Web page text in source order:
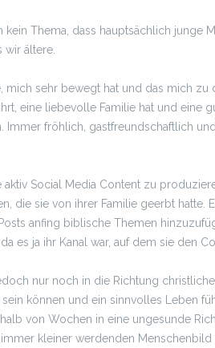
kein Thema, dass hauptsächlich
wir ältere.
mich sehr bewegt hat und das mich
eine liebevolle Familie hat und eine
Immer fröhlich, gastfreundschaftlich
Social Media Content zu
die sie von ihrer Familie geerbt
anfing biblische Themen
es ja ihr Kanal war, auf dem sie den
nur noch in die Richtung
können und ein sinnvolles Leben
von Wochen in eine ungesunde
kleiner werdenden